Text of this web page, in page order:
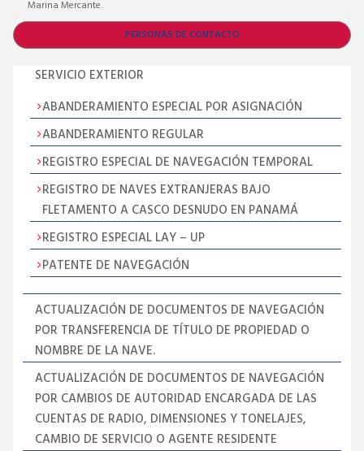
Marina Mercante.
PERSONAS DE CONTACTO
SERVICIO EXTERIOR
ABANDERAMIENTO ESPECIAL POR ASIGNACIÓN
ABANDERAMIENTO REGULAR
REGISTRO ESPECIAL DE NAVEGACIÓN TEMPORAL
REGISTRO DE NAVES EXTRANJERAS BAJO
FLETAMENTO A CASCO DESNUDO EN PANAMÁ
REGISTRO ESPECIAL LAY – UP
PATENTE DE NAVEGACIÓN
ACTUALIZACIÓN DE DOCUMENTOS DE NAVEGACIÓN
POR TRANSFERENCIA DE TÍTULO DE PROPIEDAD O
NOMBRE DE LA NAVE.
ACTUALIZACIÓN DE DOCUMENTOS DE NAVEGACIÓN
POR CAMBIOS DE AUTORIDAD ENCARGADA DE LAS
CUENTAS DE RADIO, DIMENSIONES Y TONELAJES,
CAMBIO DE SERVICIO O AGENTE RESIDENTE